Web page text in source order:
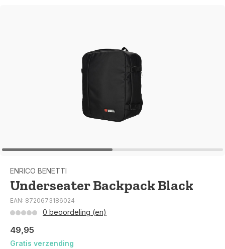
ENRICO BENETTI
Underseater Backpack Black
EAN: 8720673186024
0 beoordeling (en)
49,95
Gratis verzending